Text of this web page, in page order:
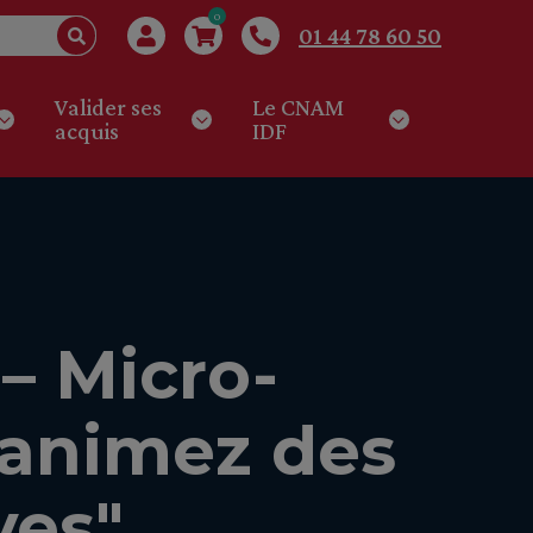
0
01 44 78 60 50
Valider ses
acquis
Le CNAM
IDF
Micro-
des